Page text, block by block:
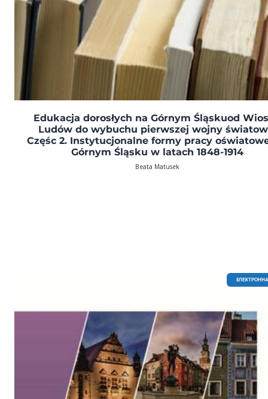
Edukacja dorosłych na Górnym Śląskuod
Ludów do wybuchu pierwszej wojny
Częśc 2. Instytucjonalne formy pracy
Górnym Śląsku w latach 1848-1914
Beata Matusek